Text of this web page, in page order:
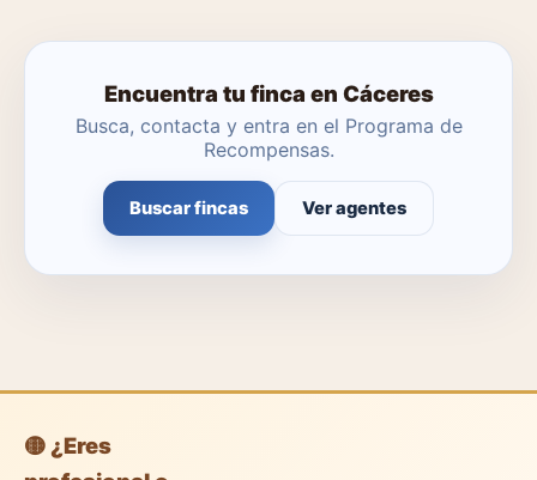
Encuentra tu finca en Cáceres
Busca, contacta y entra en el Programa de
Recompensas.
Buscar fincas Ver agentes
🟡 ¿Eres